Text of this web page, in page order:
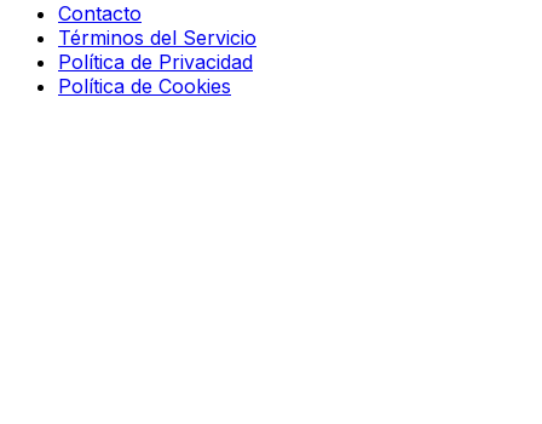
Contacto
Términos del Servicio
Política de Privacidad
Política de Cookies